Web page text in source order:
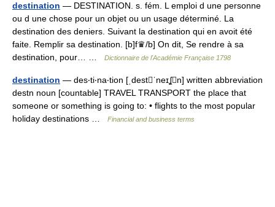
destination — DESTINATION. s. fém. L emploi d une personne
ou d une chose pour un objet ou un usage déterminé. La
destination des deniers. Suivant la destination qui en avoit été
faite. Remplir sa destination. [b]f♛/b] On dit, Se rendre à sa
destination, pour… …
Dictionnaire de l'Académie Française 1798
destination — des‧ti‧na‧tion [ˌdestˈneɪʆn] written abbreviation
destn noun [countable] TRAVEL TRANSPORT the place that
someone or something is going to: • flights to the most popular
holiday destinations …
Financial and business terms